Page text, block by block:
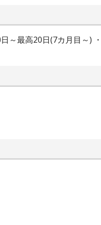
～最高20日(7カ月目～)